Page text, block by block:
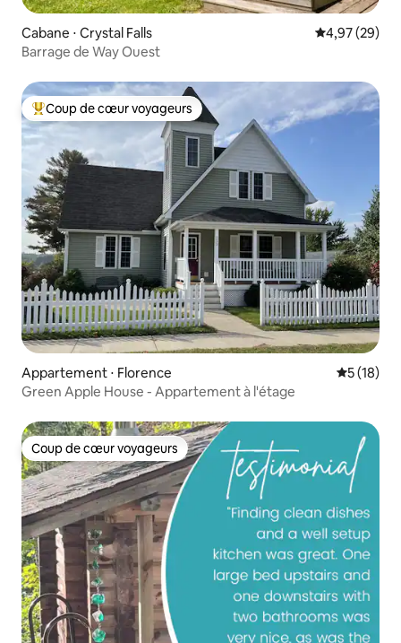
Cabane ⋅ Crystal Falls Évaluation
4,97 (29)
Barrage de Way Ouest
Coups de cœur voyageurs les plus appréciés
Coup de cœur voyageurs
Appartement ⋅ Florence
5 (18)
Green Apple House - Appartement à l'étage
Coup de cœur voyageurs
Coup de cœur voyageurs